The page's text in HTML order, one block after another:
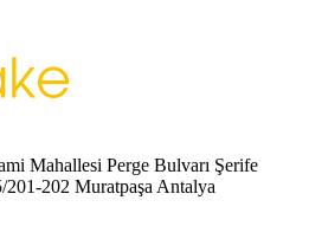
Mahallesi Perge Bulvarı Şerife
202 Muratpaşa Antalya